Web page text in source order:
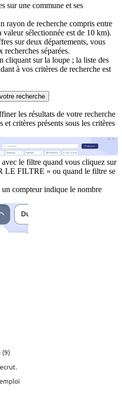
sur une commune et ses
rayon de recherche compris entre
sélectionnée est de 10 km).
sur deux départements, vous
séparées.
cliquant sur la loupe ; la liste des
à vos critères de recherche est
recherche
les résultats de votre recherche
et critères présents sous les critères
avec le filtre quand vous cliquez sur
LE FILTRE » ou quand le filtre se
compteur indique le nombre